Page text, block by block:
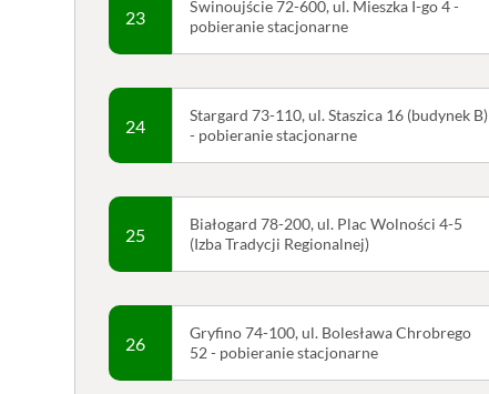
23
Świnoujście 72-600, ul. Mieszka I-go 4 -
pobieranie stacjonarne
24
Stargard 73-110, ul. Staszica 16 (budynek B)
- pobieranie stacjonarne
25
Białogard 78-200, ul. Plac Wolności 4-5
(Izba Tradycji Regionalnej)
26
Gryfino 74-100, ul. Bolesława Chrobrego
52 - pobieranie stacjonarne